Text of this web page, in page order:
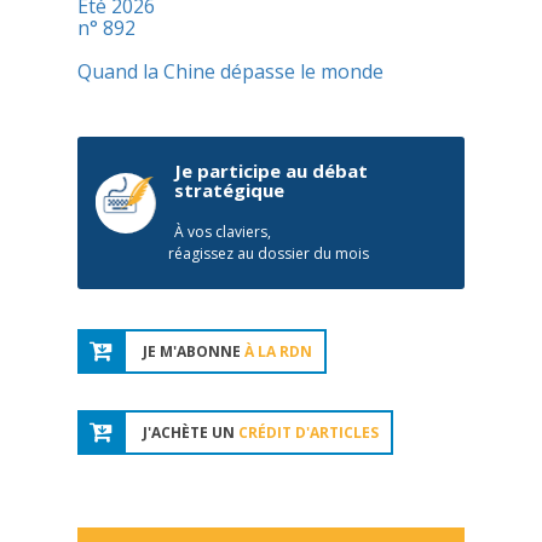
Été 2026
n° 892
Quand la Chine dépasse le monde
Je participe au débat
stratégique
À vos claviers,
réagissez au dossier du mois
JE M'ABONNE À LA RDN
J'ACHÈTE UN CRÉDIT D'ARTICLES